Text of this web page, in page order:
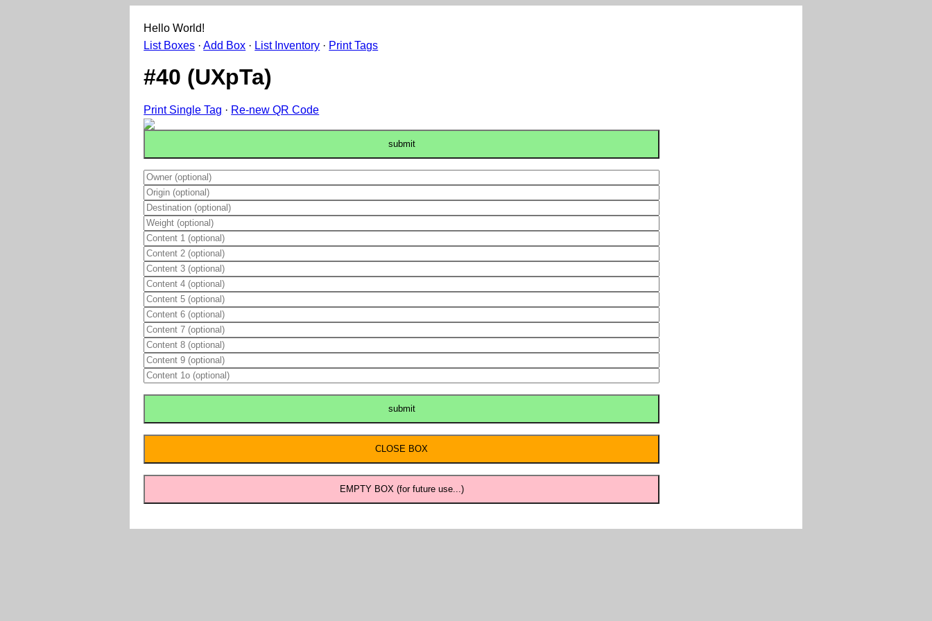
Hello World!
List Boxes ·Add Box · List Inventory · Print Tags
#40 (UXpTa)
Print Single Tag · Re-new QR Code